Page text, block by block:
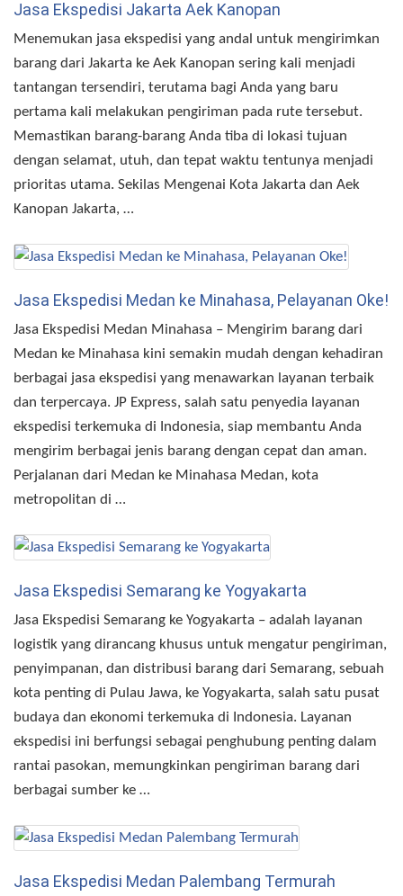
Jasa Ekspedisi Jakarta Aek Kanopan
Menemukan jasa ekspedisi yang andal untuk mengirimkan
barang dari Jakarta ke Aek Kanopan sering kali menjadi
tantangan tersendiri, terutama bagi Anda yang baru
pertama kali melakukan pengiriman pada rute tersebut.
Memastikan barang-barang Anda tiba di lokasi tujuan
dengan selamat, utuh, dan tepat waktu tentunya menjadi
prioritas utama. Sekilas Mengenai Kota Jakarta dan Aek
Kanopan Jakarta, …
Jasa Ekspedisi Medan ke Minahasa, Pelayanan Oke!
Jasa Ekspedisi Medan Minahasa – Mengirim barang dari
Medan ke Minahasa kini semakin mudah dengan kehadiran
berbagai jasa ekspedisi yang menawarkan layanan terbaik
dan terpercaya. JP Express, salah satu penyedia layanan
ekspedisi terkemuka di Indonesia, siap membantu Anda
mengirim berbagai jenis barang dengan cepat dan aman.
Perjalanan dari Medan ke Minahasa Medan, kota
metropolitan di …
Jasa Ekspedisi Semarang ke Yogyakarta
Jasa Ekspedisi Semarang ke Yogyakarta – adalah layanan
logistik yang dirancang khusus untuk mengatur pengiriman,
penyimpanan, dan distribusi barang dari Semarang, sebuah
kota penting di Pulau Jawa, ke Yogyakarta, salah satu pusat
budaya dan ekonomi terkemuka di Indonesia. Layanan
ekspedisi ini berfungsi sebagai penghubung penting dalam
rantai pasokan, memungkinkan pengiriman barang dari
berbagai sumber ke …
Jasa Ekspedisi Medan Palembang Termurah